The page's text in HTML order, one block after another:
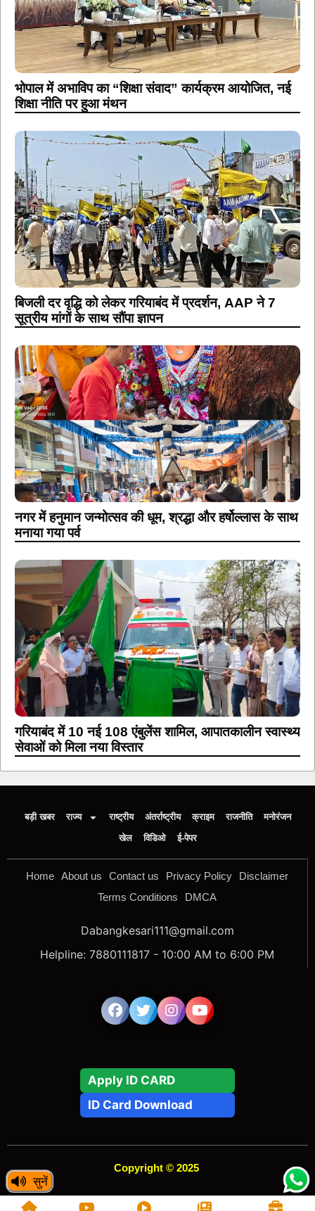
सुनें
भोपाल में अभाविप का “शिक्षा संवाद” कार्यक्रम आयोजित, नई
शिक्षा नीति पर हुआ मंथन
बिजली दर वृद्धि को लेकर गरियाबंद में प्रदर्शन, AAP ने 7
सूत्रीय मांगों के साथ सौंपा ज्ञापन
नगर में हनुमान जन्मोत्सव की धूम, श्रद्धा और हर्षोल्लास के साथ
मनाया गया पर्व
गरियाबंद में 10 नई 108 एंबुलेंस शामिल, आपातकालीन स्वास्थ्य
सेवाओं को मिला नया विस्तार
बड़ी खबर राज्य राष्ट्रीय अंतर्राष्ट्रीय क्राइम राजनीति
मनोरंजन
खेल
विडिओ ई-पेपर
Home About us Contact us Privacy Policy
Disclaimer
Terms Conditions
DMCA
Dabangkesari111@gmail.com
Helpline: 7880111817 - 10:00 AM to 6:00 PM
Apply ID CARD
ID Card Download
Copyright © 2025